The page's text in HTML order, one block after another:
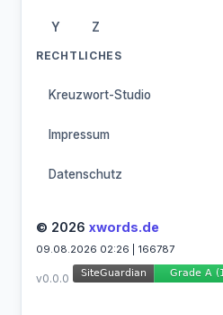
Y Z
RECHTLICHES
Kreuzwort-Studio
Impressum
Datenschutz
© 2026 xwords.de
09.08.2026 02:26 | 166787
v0.0.0